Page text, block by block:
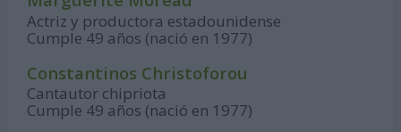
Actriz y productora estadounidense
Cumple 49 años (nació en 1977)
Constantinos Christoforou
Cantautor chipriota
Cumple 49 años (nació en 1977)